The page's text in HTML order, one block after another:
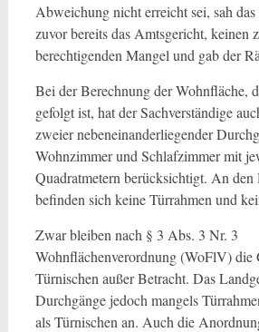
Abweichung nicht erreicht sei, sah
zuvor bereits das Amtsgericht, keinen
berechtigenden Mangel und gab der
Bei der Berechnung der Wohnfläche,
gefolgt ist, hat der Sachverständige
zweier nebeneinanderliegender
Wohnzimmer und Schlafzimmer mit
Quadratmetern berücksichtigt. An den
befinden sich keine Türrahmen und
Zwar bleiben nach § 3 Abs. 3 Nr. 3
Wohnflächenverordnung (WoFlV) die
Türnischen außer Betracht. Das
Durchgänge jedoch mangels
als Türnischen an. Auch die